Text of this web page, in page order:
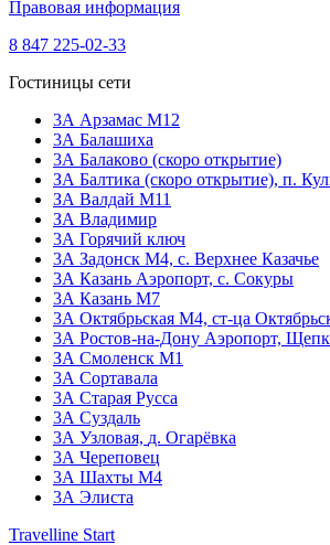
Правовая информация
8 847 225-02-33
Гостиницы сети
3А Арзамас М12
3А Балашиха
3А Балаково (скоро открытие)
ЗА Балтика (скоро открытие), п.
ЗА Валдай M11
ЗА Владимир
3А Горячий ключ
3А Задонск М4, с. Верхнее Казачье
3А Казань Аэропорт, с. Сокуры
3А Казань М7
3А Октябрьская М4, ст-ца
3А Ростов-на-Дону Аэропорт,
ЗА Смоленск М1
3А Сортавала
3А Старая Русса
3А Суздаль
3А Узловая, д. Огарёвка
3А Череповец
3А Шахты М4
3А Элиста
Travelline Start